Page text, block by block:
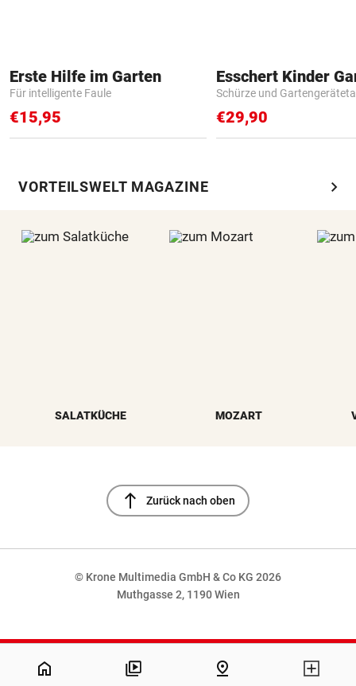
Erste Hilfe im Garten
Für intelligente Faule
€15,95
Schürze und
€29,90
VORTEILSWELT MAGAZINE chevron_right
SALATKÜCHE MOZART
north Zurück nach oben
© Krone Multimedia GmbH & Co KG 2026
Muthgasse 2, 1190 Wien
home pin_drop
NaN%